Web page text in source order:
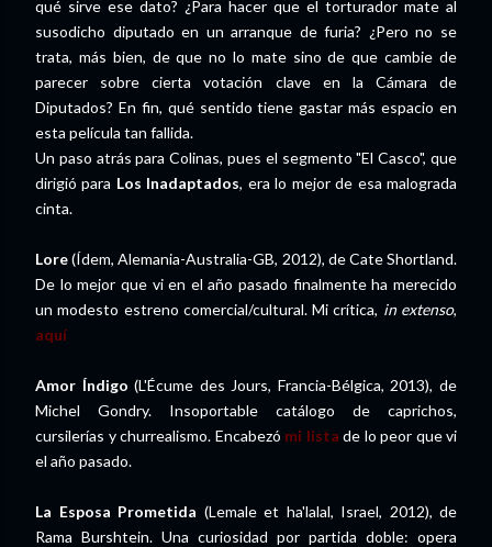
qué sirve ese dato? ¿Para hacer que el torturador mate al
susodicho diputado en un arranque de furia? ¿Pero no se
trata, más bien, de que no lo mate sino de que cambie de
parecer sobre cierta votación clave en la Cámara de
Diputados? En fin, qué sentido tiene gastar más espacio en
esta película tan fallida.
Un paso atrás para Colinas, pues el segmento "El Casco", que
dirigió para Los Inadaptados, era lo mejor de esa malograda
cinta.
Lore(Ídem, Alemania-Australia-GB, 2012), de Cate Shortland.
De lo mejor que vi en el año pasado finalmente ha merecido
un modesto estreno comercial/cultural. Mi crítica, in extenso,
aquí
Amor Índigo (L'Écume des Jours, Francia-Bélgica, 2013), de
Michel Gondry. Insoportable catálogo de caprichos,
cursilerías y churrealismo. Encabezó mi lista de lo peor que vi
el año pasado.
La Esposa Prometida (Lemale et ha'lalal, Israel, 2012), de
Rama Burshtein. Una curiosidad por partida doble: opera